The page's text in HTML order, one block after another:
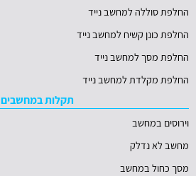
החלפת סוללה למחשב נייד
החלפת כונן קשיח למחשב נייד
החלפת מסך למחשב נייד
החלפת מקלדת למחשב נייד
תקלות במחשבים
וירוסים במחשב
מחשב לא נדלק
מסך כחול במחשב